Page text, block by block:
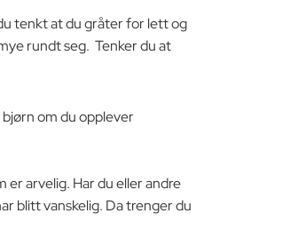
tenkt at du gråter for lett og
rundt seg. Tenker du at
om du opplever
arvelig. Har du eller andre
blitt vanskelig. Da trenger du